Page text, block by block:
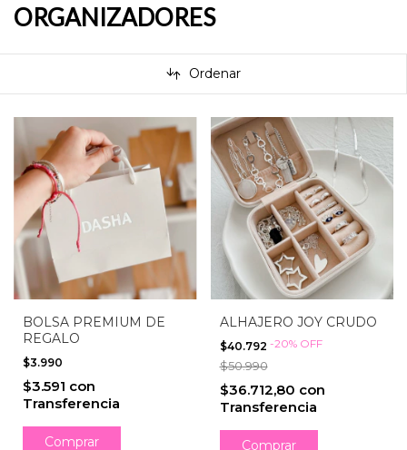
ORGANIZADORES
Ordenar
BOLSA PREMIUM DE
REGALO
$3.990
$3.591 con
Transferencia
ALHAJERO JOY CRUDO
$40.792 -20% OFF
$50.990
$36.712,80 con
Transferencia